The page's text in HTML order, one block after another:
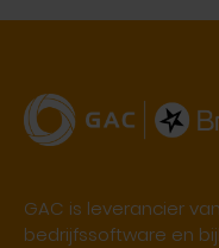
GAC is leverancier
bedrijfssoftware en